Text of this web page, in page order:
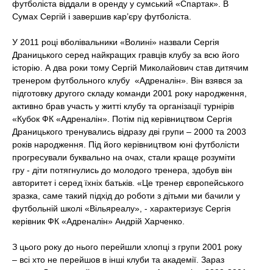
футболіста віддали в оренду у сумський «Спартак». В
Сумах Сергій і завершив кар’єру футболіста.
У 2011 році вболівальники «Волині» назвали Сергія
Драницького серед найкращих гравців клубу за всю його
історію. А два роки тому Сергій Миколайович став дитячим
тренером футбольного клубу «Адреналін». Він взявся за
підготовку другого складу команди 2001 року народження,
активно брав участь у житті клубу та організації турнірів
«Кубок ФК «Адреналін». Потім під керівництвом Сергія
Драницького тренувались відразу дві групи – 2000 та 2003
років народження. Під його керівництвом юні футболісти
прогресували буквально на очах, стали краще розуміти
гру - діти потягнулись до молодого тренера, здобув він
авторитет і серед їхніх батьків. «Це тренер європейського
зразка, саме такий підхід до роботи з дітьми ми бачили у
футбольній школі «Вільяреалу», - характеризує Сергія
керівник ФК «Адреналін» Андрій Харченко.
З цього року до нього перейшли хлопці з групи 2001 року
– всі хто не перейшов в інші клуби та академії. Зараз